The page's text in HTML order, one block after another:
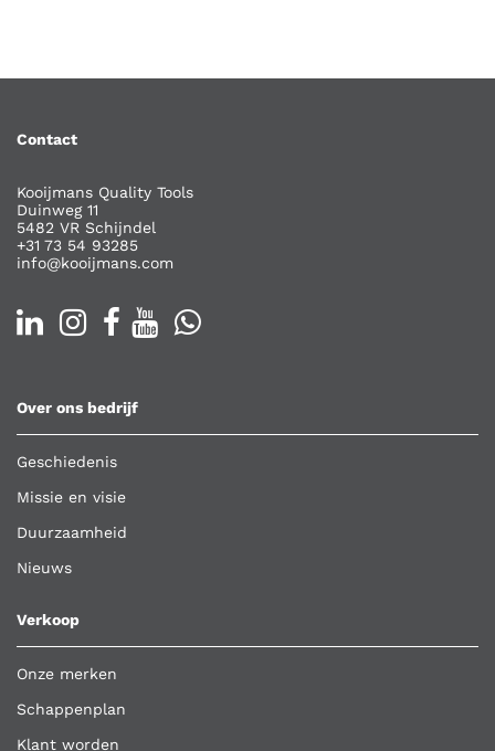
Contact
Kooijmans Quality Tools
Duinweg 11
5482 VR Schijndel
+31 73 54 93285
info@kooijmans.com
Over ons bedrijf
Geschiedenis
Missie en visie
Duurzaamheid
Nieuws
Verkoop
Onze merken
Schappenplan
Klant worden